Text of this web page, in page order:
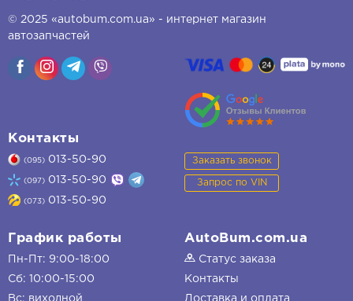
© 2025 «autobum.com.ua» - интернет магазин
автозапчастей
Контакты
(095) 013-50-90
(097) 013-50-90
(073) 013-50-90
Заказать звонок
Запрос по VIN
График работы
Пн-Пт: 9:00-18:00
Сб: 10:00-15:00
Вс: виходной
AutoBum.com.ua
Статус заказа
Контакты
Доставка и оплата